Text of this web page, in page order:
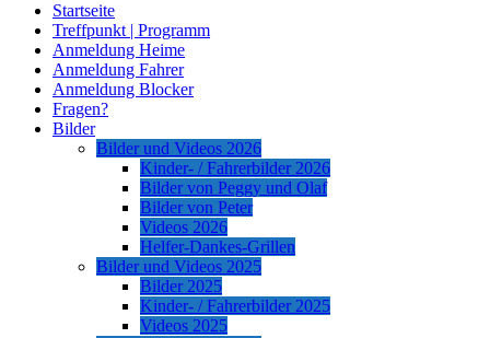
Startseite
Treffpunkt | Programm
Anmeldung Heime
Anmeldung Fahrer
Anmeldung Blocker
Fragen?
Bilder
Bilder und Videos 2026
Kinder- / Fahrerbilder 2026
Bilder von Peggy und Olaf
Bilder von Peter
Videos 2026
Helfer-Dankes-Grillen
Bilder und Videos 2025
Bilder 2025
Kinder- / Fahrerbilder 2025
Videos 2025